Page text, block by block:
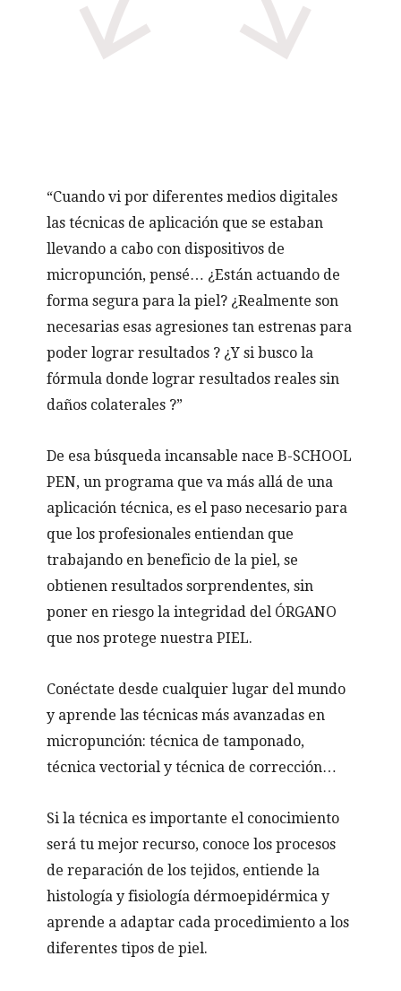
“Cuando vi por diferentes medios digitales
las técnicas de aplicación que se estaban
llevando a cabo con dispositivos de
micropunción, pensé… ¿Están actuando de
forma segura para la piel? ¿Realmente son
necesarias esas agresiones tan estrenas para
poder lograr resultados ? ¿Y si busco la
fórmula donde lograr resultados reales sin
daños colaterales ?”
De esa búsqueda incansable nace B-SCHOOL
PEN, un programa que va más allá de una
aplicación técnica, es el paso necesario para
que los profesionales entiendan que
trabajando en beneficio de la piel, se
obtienen resultados sorprendentes, sin
poner en riesgo la integridad del ÓRGANO
que nos protege nuestra PIEL.
Conéctate desde cualquier lugar del mundo
y aprende las técnicas más avanzadas en
micropunción: técnica de tamponado,
técnica vectorial y técnica de corrección…
Si la técnica es importante el conocimiento
será tu mejor recurso, conoce los procesos
de reparación de los tejidos, entiende la
histología y fisiología dérmoepidérmica y
aprende a adaptar cada procedimiento a los
diferentes tipos de piel.